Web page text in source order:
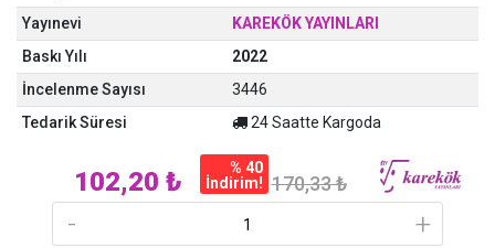
Yayınevi
KAREKÖK YAYINLARI
Baskı Yılı
2022
İncelenme Sayısı
3446
Tedarik Süresi
24 Saatte Kargoda
102,20 ₺
% 40
İndirim! 170,33 ₺
+
-